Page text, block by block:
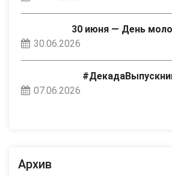
30 июня — День
30.06.2026
07.06.2026
Архив